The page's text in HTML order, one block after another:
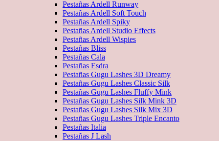
Pestañas Ardell Runway
Pestañas Ardell Soft Touch
Pestañas Ardell Spiky
Pestañas Ardell Studio Effects
Pestañas Ardell Wispies
Pestañas Bliss
Pestañas Cala
Pestañas Esdra
Pestañas Gugu Lashes 3D Dreamy
Pestañas Gugu Lashes Classic Silk
Pestañas Gugu Lashes Fluffy Mink
Pestañas Gugu Lashes Silk Mink 3D
Pestañas Gugu Lashes Silk Mix 3D
Pestañas Gugu Lashes Triple Encanto
Pestañas Italia
Pestañas J Lash